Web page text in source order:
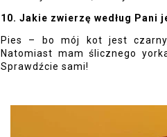
10. Jakie zwierzę według
Pies – bo mój kot jest
Natomiast mam ślicznego
Sprawdźcie sami!